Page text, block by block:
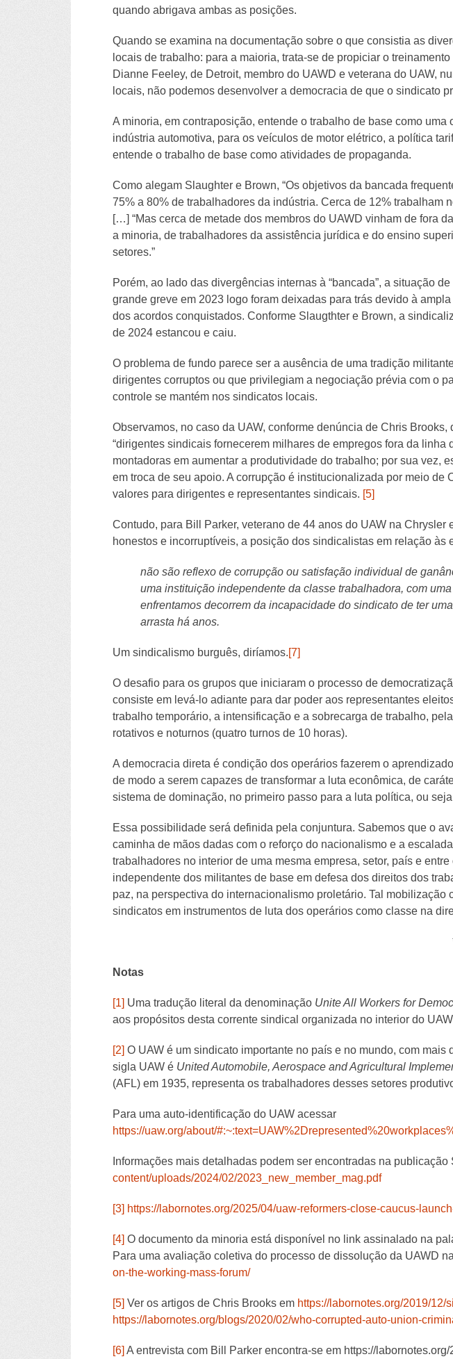
quando abrigava ambas as posições.
Quando se examina na documentação sobre o que consistia as
locais de trabalho: para a maioria, trata-se de propiciar o
Dianne Feeley, de Detroit, membro do UAWD e veterana do UAW,
locais, não podemos desenvolver a democracia de que o sindicato
A minoria, em contraposição, entende o trabalho de base como
indústria automotiva, para os veículos de motor elétrico, a política
entende o trabalho de base como atividades de propaganda.
Como alegam Slaughter e Brown, “Os objetivos da bancada
75% a 80% de trabalhadores da indústria. Cerca de 12% trabalham
[…] “Mas cerca de metade dos membros do UAWD vinham de fora
a minoria, de trabalhadores da assistência jurídica e do ensino
setores.”
Porém, ao lado das divergências internas à “bancada”, a situação
grande greve em 2023 logo foram deixadas para trás devido à
dos acordos conquistados. Conforme Slaugthter e Brown, a
de 2024 estancou e caiu.
O problema de fundo parece ser a ausência de uma tradição
dirigentes corruptos ou que privilegiam a negociação prévia com o
controle se mantém nos sindicatos locais.
Observamos, no caso da UAW, conforme denúncia de Chris
“dirigentes sindicais fornecerem milhares de empregos fora da
montadoras em aumentar a produtividade do trabalho; por sua vez,
em troca de seu apoio. A corrupção é institucionalizada por meio
valores para dirigentes e representantes sindicais. [5]
Contudo, para Bill Parker, veterano de 44 anos do UAW na Chrysler
honestos e incorruptíveis, a posição dos sindicalistas em relação às
não são reflexo de corrupção ou satisfação individual de
uma instituição independente da classe trabalhadora, com
enfrentamos decorrem da incapacidade do sindicato de ter
arrasta há anos.
Um sindicalismo burguês, diríamos.[7]
O desafio para os grupos que iniciaram o processo de
consiste em levá-lo adiante para dar poder aos representantes
trabalho temporário, a intensificação e a sobrecarga de trabalho,
rotativos e noturnos (quatro turnos de 10 horas).
A democracia direta é condição dos operários fazerem o
de modo a serem capazes de transformar a luta econômica, de
sistema de dominação, no primeiro passo para a luta política, ou
Essa possibilidade será definida pela conjuntura. Sabemos que o
caminha de mãos dadas com o reforço do nacionalismo e a
trabalhadores no interior de uma mesma empresa, setor, país e
independente dos militantes de base em defesa dos direitos dos
paz, na perspectiva do internacionalismo proletário. Tal
sindicatos em instrumentos de luta dos operários como classe na
Notas
[1] Uma tradução literal da denominação Unite All Workers for
aos propósitos desta corrente sindical organizada no interior do
[2] O UAW é um sindicato importante no país e no mundo, com
sigla UAW é United Automobile, Aerospace and Agricultural
(AFL) em 1935, representa os trabalhadores desses setores
Para uma auto-identificação do UAW acessar
https://uaw.org/about/
Informações mais detalhadas podem ser encontradas na publicação
content/uploads/2024/02/2023_new_member_mag.pdf
[3] https://labornotes.org/2025/04/uaw-reformers-close-caucus-
[4] O documento da minoria está disponível no link assinalado na
Para uma avaliação coletiva do processo de dissolução da UAWD
on-the-working-mass-forum/
[5] Ver os artigos de Chris Brooks em https://labornotes.org/2019/
https://labornotes.org/blogs/2020/02/who-corrupted-auto-union-
[6] A entrevista com Bill Parker encontra-se em https://